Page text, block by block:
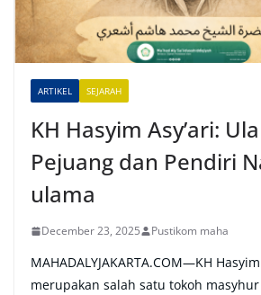
t
i
v
ARTIKEL SEJARAH
KH Hasyim Asy’ari:
Pejuang dan Pendiri
ulama
December 23, 2025 Pustikom maha
MAHADALYJAKARTA.COM—KH Hasyim
merupakan salah satu tokoh